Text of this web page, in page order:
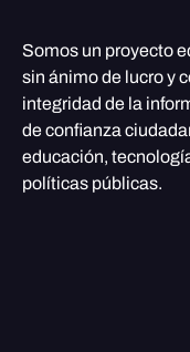
Somos un proyecto
sin ánimo de lucro y
integridad de la
de confianza
educación,
políticas públicas.